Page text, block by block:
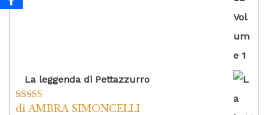
La leggenda di Pettazzurro
Valutato5su
di AMBRA SIMONCELLI